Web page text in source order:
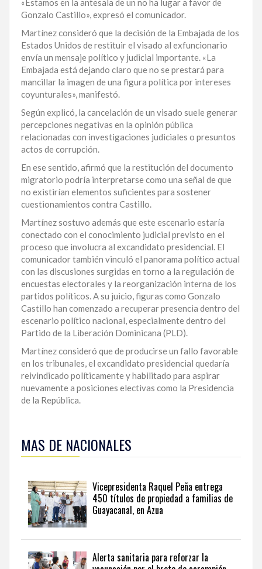
JUAN
LA
ALTAGRACIA
PUERTO
PLATA
Gonzalo Castillo», expresó el comunicador.
Martínez consideró que la decisión de la Embajada de los
Estados Unidos de restituir el visado al exfuncionario
envía un mensaje político y judicial importante. «La
Embajada está dejando claro que no se prestará para
mancillar la imagen de una figura política por intereses
coyunturales», manifestó.
Según explicó, la cancelación de un visado suele generar
percepciones negativas en la opinión pública
relacionadas con investigaciones judiciales o presuntos
actos de corrupción.
En ese sentido, afirmó que la restitución del documento
migratorio podría interpretarse como una señal de que
no existirían elementos suficientes para sostener
cuestionamientos contra Castillo.
Martínez sostuvo además que este escenario estaría
conectado con el conocimiento judicial previsto en el
proceso que involucra al excandidato presidencial. El
comunicador también vinculó el panorama político actual
con las discusiones surgidas en torno a la regulación de
encuestas electorales y la reorganización interna de los
partidos políticos. A su juicio, figuras como Gonzalo
Castillo han comenzado a recuperar presencia dentro del
escenario político nacional, especialmente dentro del
Partido de la Liberación Dominicana (PLD).
Martínez consideró que de producirse un fallo favorable
en los tribunales, el excandidato presidencial quedaría
reivindicado políticamente y habilitado para aspirar
nuevamente a posiciones electivas como la Presidencia
de la República.
esta
información
seguir
actualidad
del
país
desde
una
perspectiva
MAS DE NACIONALES
Vicepresidenta Raquel Peña entrega
450 títulos de propiedad a familias de
Guayacanal, en Azua
Alerta sanitaria para reforzar la